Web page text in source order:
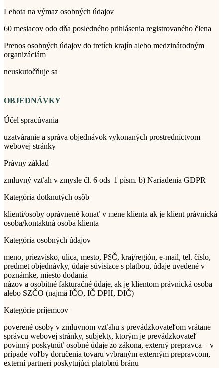
Lehota na výmaz osobných údajov
60 mesiacov odo dňa posledného prihlásenia registrovaného člena
Prenos osobných údajov do tretích krajín alebo medzinárodným
organizáciám
neuskutočňuje sa
OBJEDNÁVKY
Účel spracúvania
uzatváranie a správa objednávok vykonaných prostredníctvom
webovej stránky
Právny základ
zmluvný vzťah v zmysle čl. 6 ods. 1 písm. b) Nariadenia GDPR
Kategória dotknutých osôb
klienti/osoby oprávnené konať v mene klienta ak je klient právnická
osoba/kontaktná osoba klienta
Kategória osobných údajov
meno, priezvisko, ulica, mesto, PSČ, kraj/región, e-mail, tel. číslo,
predmet objednávky, údaje súvisiace s platbou, údaje uvedené v
poznámke, miesto dodania
názov a osobitné fakturačné údaje, ak je klientom právnická osoba
alebo SZČO (najmä IČO, IČ DPH, DIČ)
Kategórie príjemcov
poverené osoby v zmluvnom vzťahu s prevádzkovateľom vrátane
správcu webovej stránky, subjekty, ktorým je prevádzkovateľ
povinný poskytnúť osobné údaje zo zákona, externý prepravca – v
prípade voľby doručenia tovaru vybraným externým prepravcom,
externí partneri poskytujúci platobnú bránu